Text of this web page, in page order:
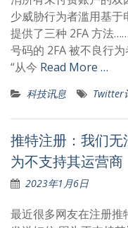
少威胁行为者滥用基于
提供了三种 2FA 方法
号码的 2FA 被不良行为
“从今 Read More …
科技讯息 Twitter
推特注册：我们无
为不支持其运营商
2023年1月6日
最近很多网友在注册